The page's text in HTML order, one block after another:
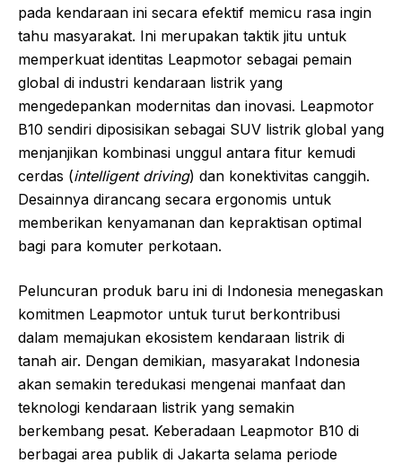
pada kendaraan ini secara efektif memicu rasa ingin
tahu masyarakat. Ini merupakan taktik jitu untuk
memperkuat identitas Leapmotor sebagai pemain
global di industri kendaraan listrik yang
mengedepankan modernitas dan inovasi. Leapmotor
B10 sendiri diposisikan sebagai SUV listrik global yang
menjanjikan kombinasi unggul antara fitur kemudi
cerdas (intelligent driving) dan konektivitas canggih.
Desainnya dirancang secara ergonomis untuk
memberikan kenyamanan dan kepraktisan optimal
bagi para komuter perkotaan.
Peluncuran produk baru ini di Indonesia menegaskan
komitmen Leapmotor untuk turut berkontribusi
dalam memajukan ekosistem kendaraan listrik di
tanah air. Dengan demikian, masyarakat Indonesia
akan semakin teredukasi mengenai manfaat dan
teknologi kendaraan listrik yang semakin
berkembang pesat. Keberadaan Leapmotor B10 di
berbagai area publik di Jakarta selama periode